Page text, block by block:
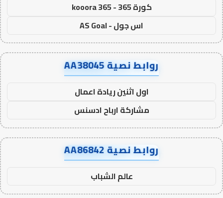
كورة 365 - kooora 365
اس جول - AS Goal
روابط نصية AA38045
اول اثنين ريادة اعمال
مشاركة ارباح ادسنس
روابط نصية AA86842
عالم الشباب